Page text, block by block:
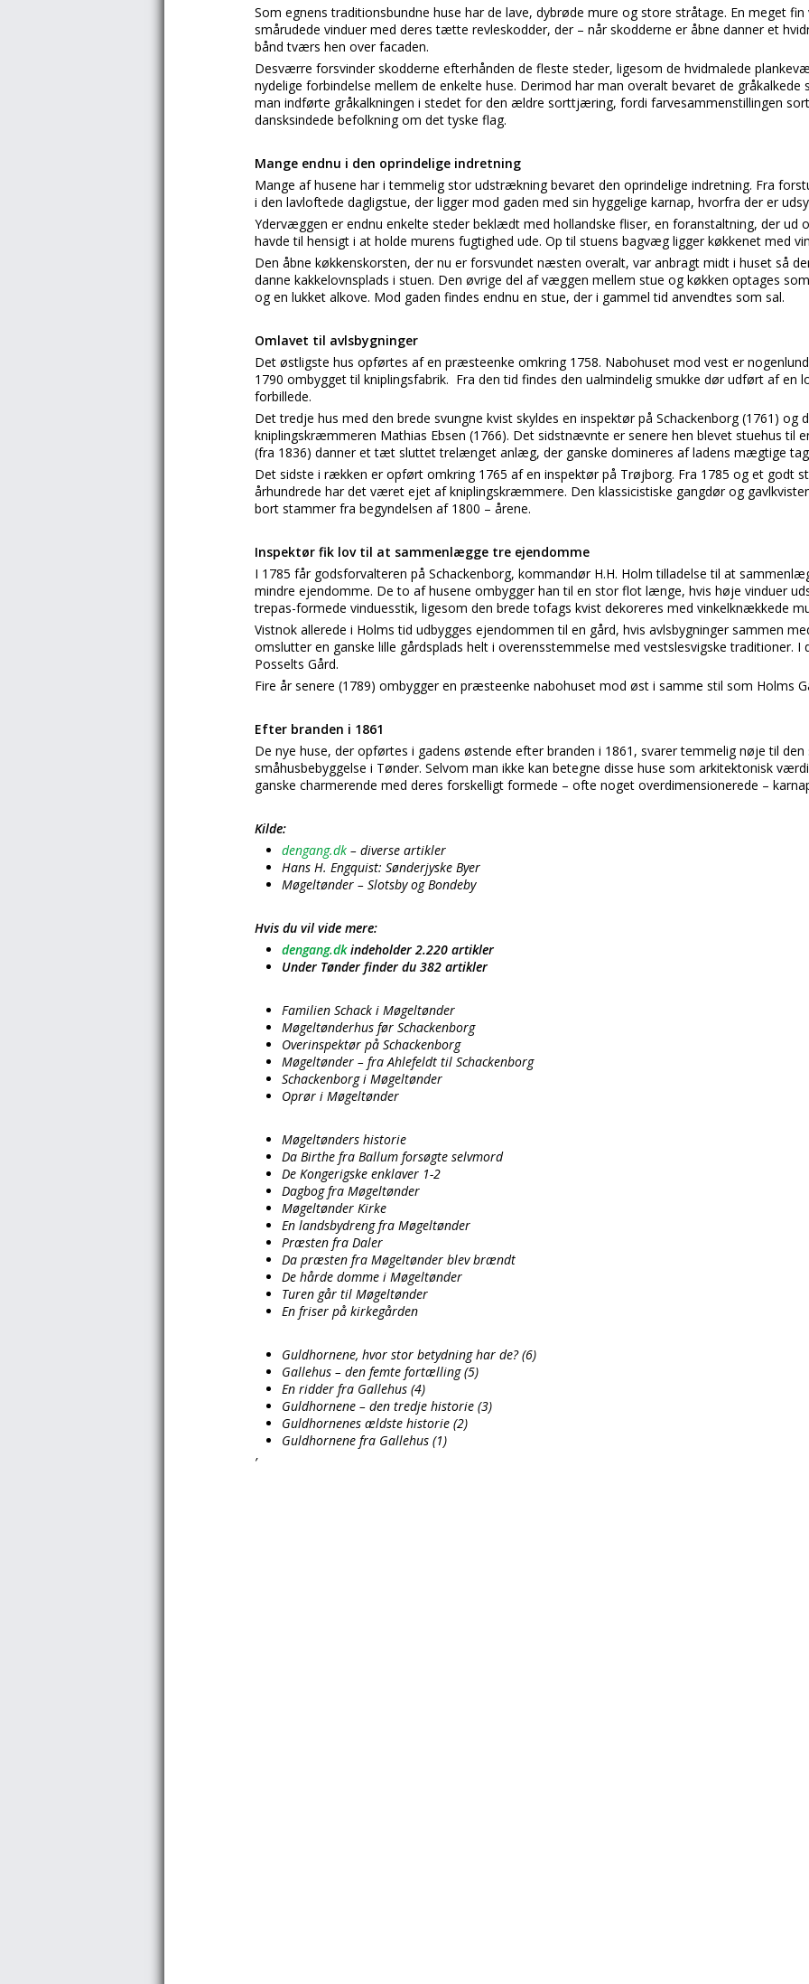
Som egnens traditionsbundne huse har de lave, dybrøde mure og store stråtage. En meget fin
smårudede vinduer med deres tætte revleskodder, der – når skodderne er åbne danner et
bånd tværs hen over facaden.
Desværre forsvinder skodderne efterhånden de fleste steder, ligesom de hvidmalede
nydelige forbindelse mellem de enkelte huse. Derimod har man overalt bevaret de
man indførte gråkalkningen i stedet for den ældre sorttjæring, fordi farvesammenstillingen
dansksindede befolkning om det tyske flag.
Mange endnu i den oprindelige indretning
Mange af husene har i temmelig stor udstrækning bevaret den oprindelige indretning. Fra
i den lavloftede dagligstue, der ligger mod gaden med sin hyggelige karnap, hvorfra der er
Ydervæggen er endnu enkelte steder beklædt med hollandske fliser, en foranstaltning, der ud
havde til hensigt i at holde murens fugtighed ude. Op til stuens bagvæg ligger køkkenet med
Den åbne køkkenskorsten, der nu er forsvundet næsten overalt, var anbragt midt i huset så
danne kakkelovnsplads i stuen. Den øvrige del af væggen mellem stue og køkken optages
og en lukket alkove. Mod gaden findes endnu en stue, der i gammel tid anvendtes som sal.
Omlavet til avlsbygninger
Det østligste hus opførtes af en præsteenke omkring 1758. Nabohuset mod vest er
1790 ombygget til kniplingsfabrik. Fra den tid findes den ualmindelig smukke dør udført af en
forbillede.
Det tredje hus med den brede svungne kvist skyldes en inspektør på Schackenborg (1761) og
kniplingskræmmeren Mathias Ebsen (1766). Det sidstnævnte er senere hen blevet stuehus til
(fra 1836) danner et tæt sluttet trelænget anlæg, der ganske domineres af ladens mægtige
Det sidste i rækken er opført omkring 1765 af en inspektør på Trøjborg. Fra 1785 og et godt
århundrede har det været ejet af kniplingskræmmere. Den klassicistiske gangdør og
bort stammer fra begyndelsen af 1800 – årene.
Inspektør fik lov til at sammenlægge tre ejendomme
I 1785 får godsforvalteren på Schackenborg, kommandør H.H. Holm tilladelse til at
mindre ejendomme. De to af husene ombygger han til en stor flot længe, hvis høje vinduer
trepas-formede vinduesstik, ligesom den brede tofags kvist dekoreres med vinkelknækkede
Vistnok allerede i Holms tid udbygges ejendommen til en gård, hvis avlsbygninger sammen
omslutter en ganske lille gårdsplads helt i overensstemmelse med vestslesvigske traditioner. I
Posselts Gård.
Fire år senere (1789) ombygger en præsteenke nabohuset mod øst i samme stil som Holms
Efter branden i 1861
De nye huse, der opførtes i gadens østende efter branden i 1861, svarer temmelig nøje til den
småhusbebyggelse i Tønder. Selvom man ikke kan betegne disse huse som arkitektonisk
ganske charmerende med deres forskelligt formede – ofte noget overdimensionerede –
Kilde:
dengang.dk – diverse artikler
Hans H. Engquist: Sønderjyske Byer
Møgeltønder – Slotsby og Bondeby
Hvis du vil vide mere:
dengang.dkindeholder 2.220 artikler
Under Tønder finder du 382 artikler
Familien Schack i Møgeltønder
Møgeltønderhus før Schackenborg
Overinspektør på Schackenborg
Møgeltønder – fra Ahlefeldt til Schackenborg
Schackenborg i Møgeltønder
Oprør i Møgeltønder
Møgeltønders historie
Da Birthe fra Ballum forsøgte selvmord
De Kongerigske enklaver 1-2
Dagbog fra Møgeltønder
Møgeltønder Kirke
En landsbydreng fra Møgeltønder
Præsten fra Daler
Da præsten fra Møgeltønder blev brændt
De hårde domme i Møgeltønder
Turen går til Møgeltønder
En friser på kirkegården
Guldhornene, hvor stor betydning har de? (6)
Gallehus – den femte fortælling (5)
En ridder fra Gallehus (4)
Guldhornene – den tredje historie (3)
Guldhornenes ældste historie (2)
Guldhornene fra Gallehus (1)
’